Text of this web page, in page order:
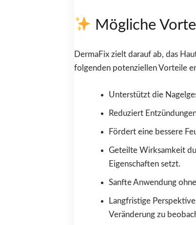
Mögliche
DermaFix zielt darauf ab, das
folgenden potenziellen Vorteile
Unterstützt die
Reduziert
Fördert eine bessere
Geteilte Wirksamkeit
Eigenschaften setzt.
Sanfte Anwendung
Langfristige
Veränderung zu